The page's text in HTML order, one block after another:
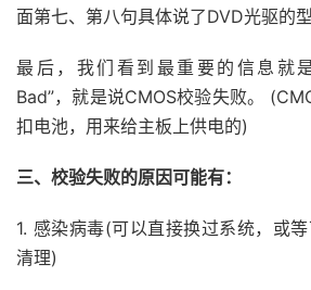
面第七、第八句具体说了DVD光驱的
最后，我们看到最重要的信息就
Bad”，就是说CMOS校验失败。
扣电池，用来给主板上供电的)
三、校验失败的原因可能有：
1. 感染病毒(可以直接换过系统，或
清理)